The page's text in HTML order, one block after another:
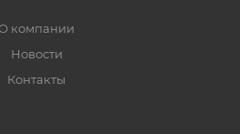
компании
Новости
Контакты